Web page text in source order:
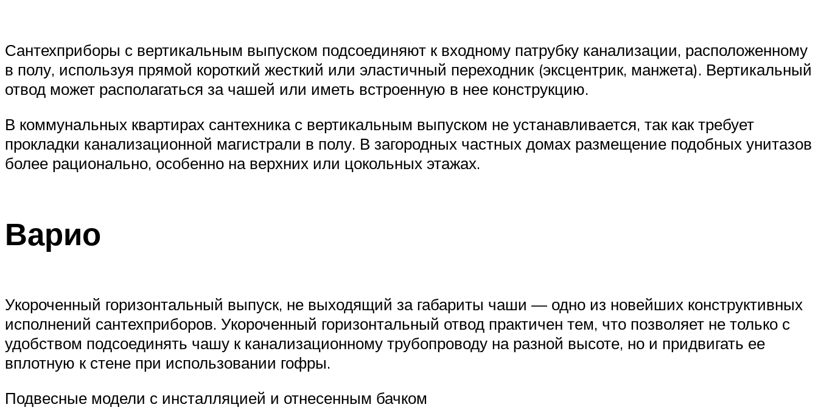
Сантехприборы с вертикальным выпуском подсоединяют к входному патрубку канализации, расположенному
в полу, используя прямой короткий жесткий или эластичный переходник (эксцентрик, манжета). Вертикальный
отвод может располагаться за чашей или иметь встроенную в нее конструкцию.
В коммунальных квартирах сантехника с вертикальным выпуском не устанавливается, так как требует
прокладки канализационной магистрали в полу. В загородных частных домах размещение подобных унитазов
более рационально, особенно на верхних или цокольных этажах.
Варио
Укороченный горизонтальный выпуск, не выходящий за габариты чаши — одно из новейших конструктивных
исполнений сантехприборов. Укороченный горизонтальный отвод практичен тем, что позволяет не только с
удобством подсоединять чашу к канализационному трубопроводу на разной высоте, но и придвигать ее
вплотную к стене при использовании гофры.
Подвесные модели с инсталляцией и отнесенным бачком